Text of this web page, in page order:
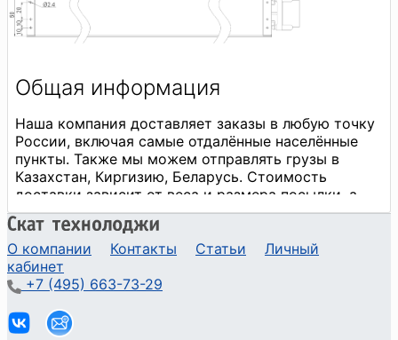
О компании Контакты Статьи
Личный
кабинет
+7 (495) 663-73-29